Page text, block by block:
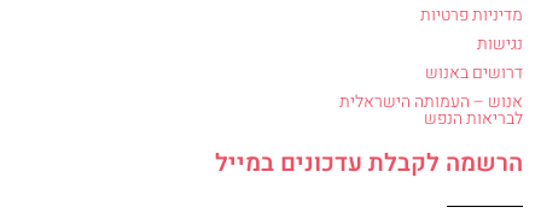
מדיניות פרטיות
נגישות
דרושים באנוש
אנוש – העמותה הישראלית
לבריאות הנפש
הרשמה לקבלת עדכונים במייל